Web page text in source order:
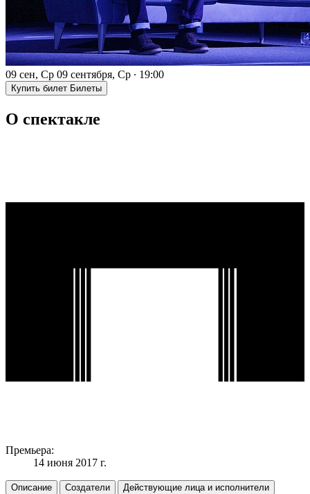
09 сен, Ср 09 сентября, Ср ∙ 19:00
Купить билет Билеты
О спектакле
Премьера:
14 июня 2017 г.
Описание Создатели Действующие лица и исполнители